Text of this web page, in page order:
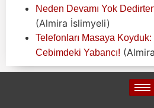
Neden Devamı Yok
(Almira İslimyeli)
Telefonları Masaya
Cebimdeki Yabancı!